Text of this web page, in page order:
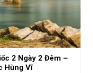
2 Ngày 2 Đêm –
Hùng Vĩ